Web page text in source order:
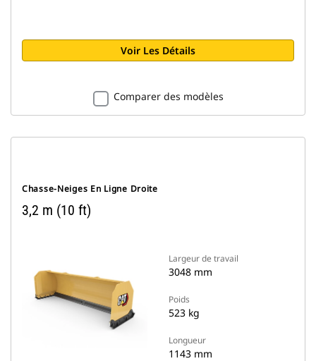
Voir Les Détails
Comparer des modèles
Chasse-Neiges En Ligne Droite
3,2 m (10 ft)
Largeur de travail
3048 mm
Poids
523 kg
Longueur
1143 mm